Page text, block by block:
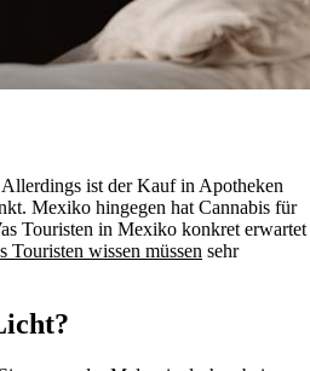
ist der Kauf in Apotheken
Mexiko hingegen hat Cannabis für
Touristen in Mexiko konkret erwartet
wissen müssen sehr